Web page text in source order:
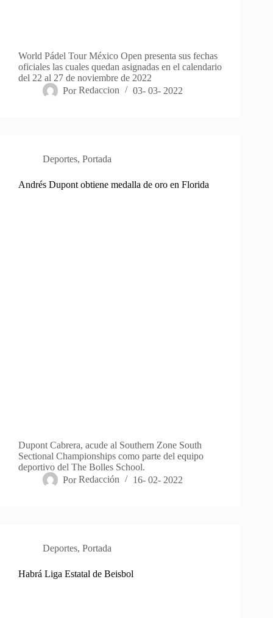
World Pádel Tour México Open presenta sus fechas
oficiales las cuales quedan asignadas en el calendario
del 22 al 27 de noviembre de 2022
Por Redaccion 03- 03- 2022
Deportes, Portada
Andrés Dupont obtiene medalla de oro en Florida
Dupont Cabrera, acude al Southern Zone South
Sectional Championships como parte del equipo
deportivo del The Bolles School.
Por Redacción 16- 02- 2022
Deportes, Portada
Habrá Liga Estatal de Beisbol